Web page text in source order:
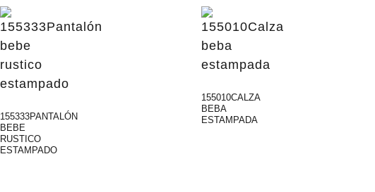
155333PANTALÓN
BEBE
RUSTICO
ESTAMPADO
155010CALZA
BEBA
ESTAMPADA